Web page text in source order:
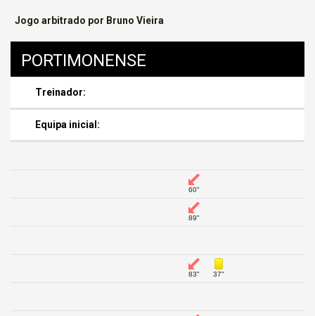
Jogo arbitrado por Bruno Vieira
PORTIMONENSE
Treinador:
Equipa inicial:
60"
89"
83" 37"